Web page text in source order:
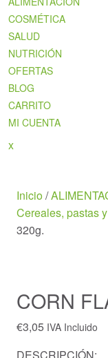
COSMÉTICA
SALUD
NUTRICIÓN
OFERTAS
BLOG
CARRITO
MI CUENTA
xClose
Inicio/
Cereales, pastas
320g.
CORN
€3,05 IVA Incluido